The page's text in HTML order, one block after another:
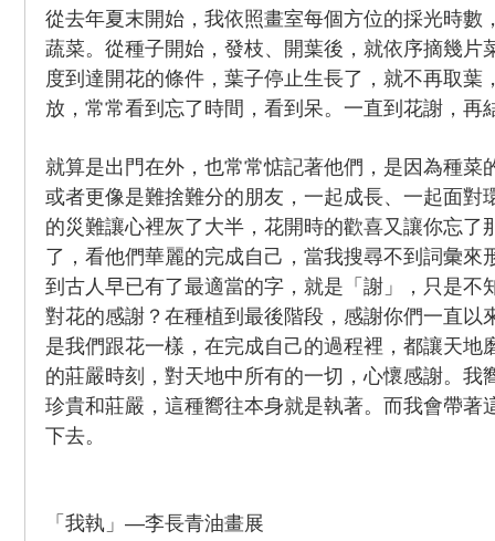
從去年夏末開始，我依照畫室每個方位的採光時數
蔬菜。從種子開始，發枝、開葉後，就依序摘幾片
度到達開花的條件，葉子停止生長了，就不再取葉
放，常常看到忘了時間，看到呆。一直到花謝，再
就算是出門在外，也常常惦記著他們，是因為種菜
或者更像是難捨難分的朋友，一起成長、一起面對
的災難讓心裡灰了大半，花開時的歡喜又讓你忘了
了，看他們華麗的完成自己，當我搜尋不到詞彙來
到古人早已有了最適當的字，就是「謝」，只是不
對花的感謝？在種植到最後階段，感謝你們一直以
是我們跟花一樣，在完成自己的過程裡，都讓天地
的莊嚴時刻，對天地中所有的一切，心懷感謝。我
珍貴和莊嚴，這種嚮往本身就是執著。而我會帶著
下去。
「我執」—李長青油畫展